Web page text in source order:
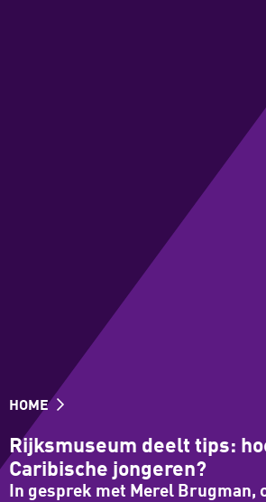
HOME
Rijksmuseum deelt tips:
Caribische jongeren?
In gesprek met Merel Brugman,